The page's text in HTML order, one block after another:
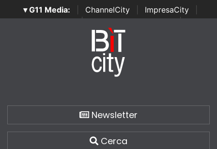
▾ G11 Media: ChannelCity ImpresaCity
SecurityOpenLab | Italian Channel Awards | Italian
Italian Security Awards
Newsletter
Cerca